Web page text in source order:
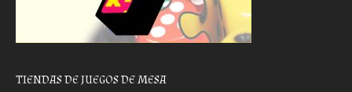
TIENDAS DE JUEGOS DE MESA